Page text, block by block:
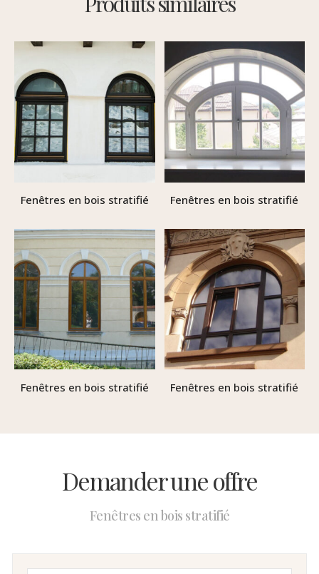
Fenêtres en bois stratifié Fenêtres en bois stratifié
Fenêtres en bois stratifié Fenêtres en bois stratifié
Demander une offre
Fenêtres en bois stratifié